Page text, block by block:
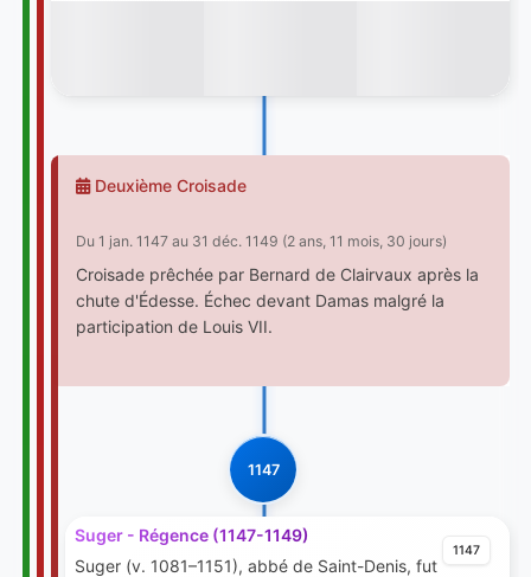
Deuxième Croisade
Du 1 jan. 1147 au 31 déc. 1149 (2 ans, 11 mois, 30 jours)
Croisade prêchée par Bernard de Clairvaux après la
chute d'Édesse. Échec devant Damas malgré la
participation de Louis VII.
1147
1147
Suger - Régence (1147-1149)
Suger (v. 1081–1151), abbé de Saint-Denis, fut